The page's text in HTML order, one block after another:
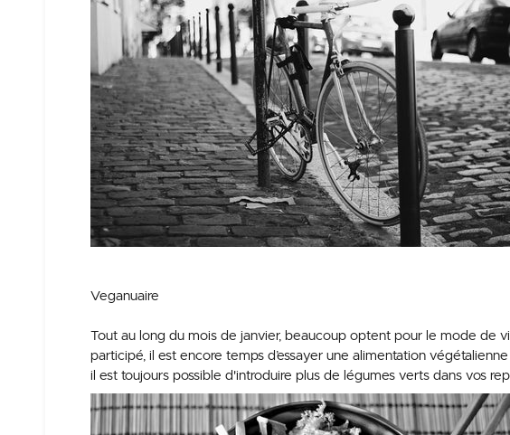
Veganuaire
Tout au long du mois de janvier, beaucoup optent pour le mode de
participé, il est encore temps d’essayer une alimentation
il est toujours possible d'introduire plus de légumes verts dans vos